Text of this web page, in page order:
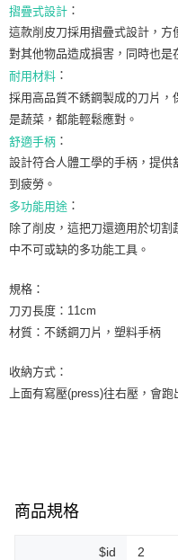
7-11取貨付款
每筆NT$80，滿NT$999(含
7-11純取貨 (先付款
每筆NT$80，滿NT$999(含
宅配
每筆NT$100，滿NT$999(含
離島宅配（澎湖、金門、馬祖
每筆NT$250，滿NT$3,000(
付款後門市自取
摺疊式設計 ：
這款削皮刀採用摺疊式設計，
對其他物品造成損害，同時也是
耐用材料 ：
採用高品質不銹鋼製成的刀片
是蔬菜，都能輕鬆應對。
舒適手柄 ：
設計符合人體工學的手柄，提
到疲勞。
多功能用途 ：
除了削皮，這把刀還適用於切
中不可或缺的多功能工具。
規格：
刀刃長度：11cm
材質：不銹鋼刀片，塑料手柄
收納方式：
上面有寫壓(press)往右壓，會
商品規格
$id 2